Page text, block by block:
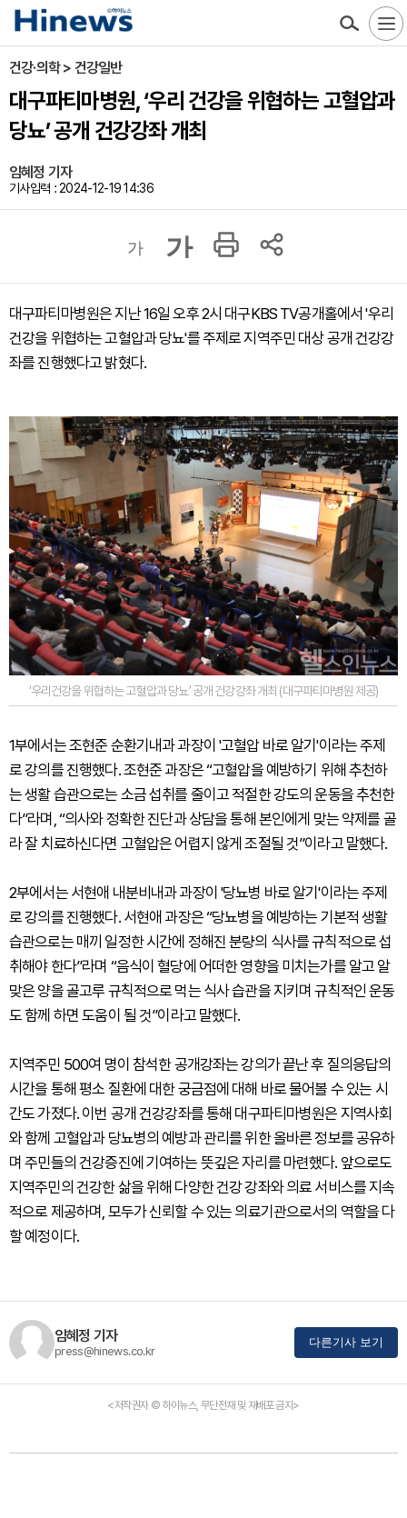
건강·의학 > 건강일반
대구파티마병원, ‘우리 건강을 위협하는 고혈압과
당뇨’ 공개 건강강좌 개최
임혜정 기자
기사입력 : 2024-12-19 14:36
가 가
대구파티마병원은 지난 16일 오후 2시 대구KBS TV공개홀에서 '우리
건강을 위협하는 고혈압과 당뇨'를 주제로 지역주민 대상 공개 건강강
좌를 진행했다고 밝혔다.
‘우리건강을 위협하는 고혈압과 당뇨’ 공개 건강강좌 개최 (대구파티마병원 제공)
1부에서는 조현준 순환기내과 과장이 '고혈압 바로 알기'이라는 주제
로 강의를 진행했다. 조현준 과장은 “고혈압을 예방하기 위해 추천하
는 생활 습관으로는 소금 섭취를 줄이고 적절한 강도의 운동을 추천한
다”라며, “의사와 정확한 진단과 상담을 통해 본인에게 맞는 약제를 골
라 잘 치료하신다면 고혈압은 어렵지 않게 조절될 것”이라고 말했다.
2부에서는 서현애 내분비내과 과장이 '당뇨병 바로 알기'이라는 주제
로 강의를 진행했다. 서현애 과장은 “당뇨병을 예방하는 기본적 생활
습관으로는 매끼 일정한 시간에 정해진 분량의 식사를 규칙적으로 섭
취해야 한다”라며 “음식이 혈당에 어떠한 영향을 미치는가를 알고 알
맞은 양을 골고루 규칙적으로 먹는 식사 습관을 지키며 규칙적인 운동
도 함께 하면 도움이 될 것”이라고 말했다.
지역주민 500여 명이 참석한 공개강좌는 강의가 끝난 후 질의응답의
시간을 통해 평소 질환에 대한 궁금점에 대해 바로 물어볼 수 있는 시
간도 가졌다. 이번 공개 건강강좌를 통해 대구파티마병원은 지역사회
와 함께 고혈압과 당뇨병의 예방과 관리를 위한 올바른 정보를 공유하
며 주민들의 건강증진에 기여하는 뜻깊은 자리를 마련했다. 앞으로도
지역주민의 건강한 삶을 위해 다양한 건강 강좌와 의료 서비스를 지속
적으로 제공하며, 모두가 신뢰할 수 있는 의료기관으로서의 역할을 다
할 예정이다.
임혜정 기자
press@hinews.co.kr
다른기사 보기
<저작권자 © 하이뉴스, 무단전재 및 재배포 금지>